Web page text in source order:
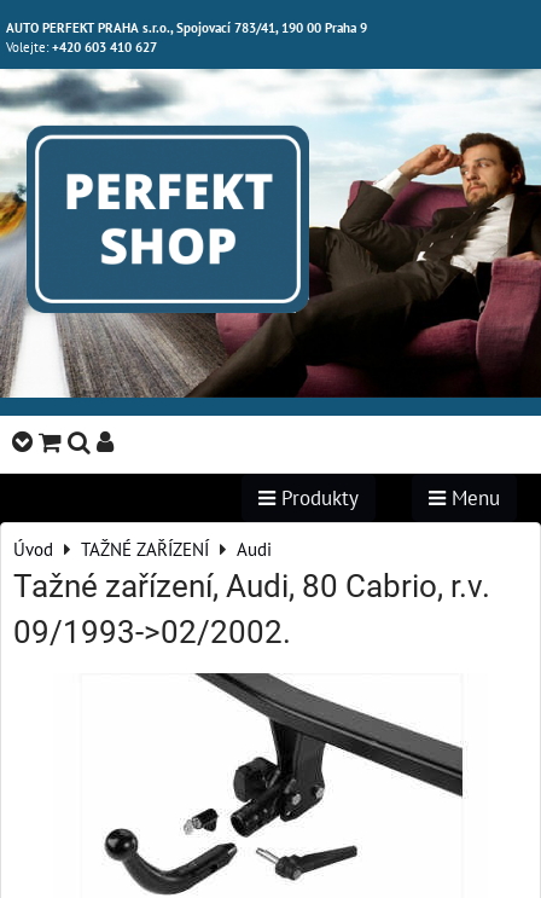
AUTO PERFEKT PRAHA s.r.o., Spojovací 783/41, 190 00 Praha 9
Volejte:+420 603 410 627
Produkty Menu
Úvod TAŽNÉ ZAŘÍZENÍ Audi
Tažné zařízení, Audi, 80 Cabrio, r.v.
09/1993->02/2002.